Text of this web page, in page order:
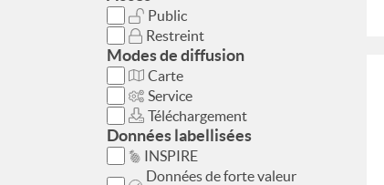
Public
Restreint
Modes de diffusion
Carte
Service
Téléchargement
Données labellisées
INSPIRE
Données de forte valeur